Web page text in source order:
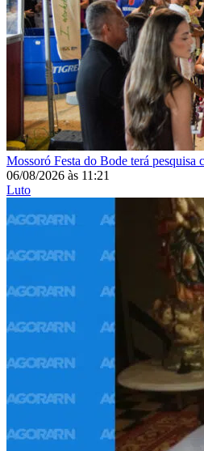
Mossoró Festa do Bode terá pesquisa
06/08/2026 às 11:21
Luto